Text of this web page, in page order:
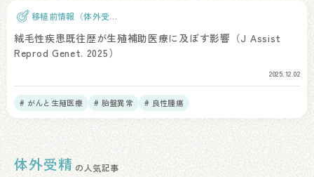
移植前情報（体外受
絨毛性疾患既往歴が生殖補助医療に及ぼす影響（J Assist
Reprod Genet. 2025）
2025.12.02
# がんと生殖医療 # 胎盤異常 # 良性腫瘍
体外受精 の人気記事